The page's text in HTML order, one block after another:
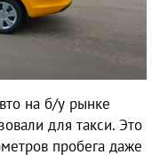
на б/у рынке
для такси. Это
пробега даже